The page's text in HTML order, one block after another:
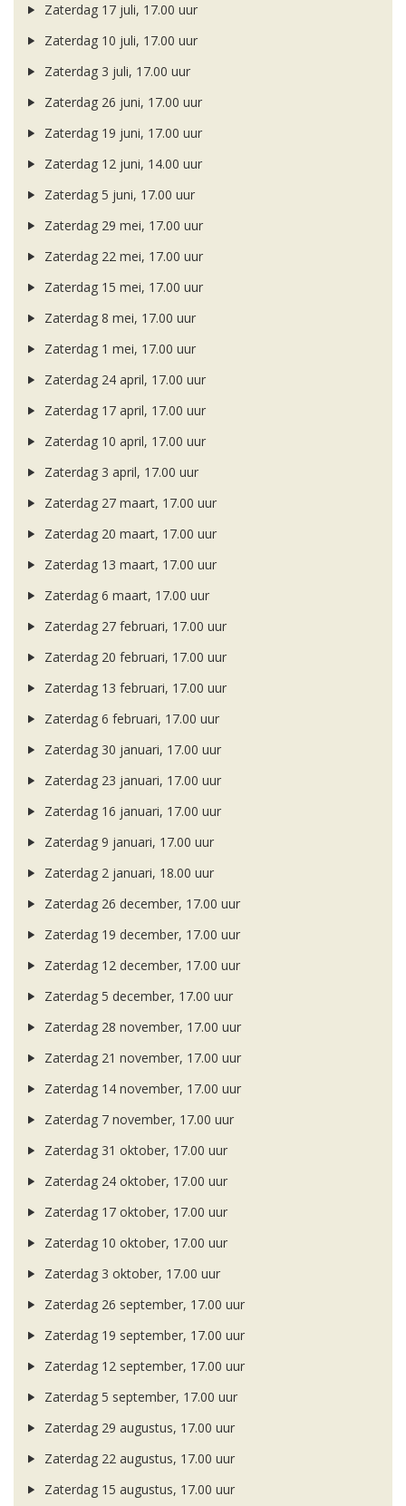
Zaterdag 17 juli, 17.00 uur
Zaterdag 10 juli, 17.00 uur
Zaterdag 3 juli, 17.00 uur
Zaterdag 26 juni, 17.00 uur
Zaterdag 19 juni, 17.00 uur
Zaterdag 12 juni, 14.00 uur
Zaterdag 5 juni, 17.00 uur
Zaterdag 29 mei, 17.00 uur
Zaterdag 22 mei, 17.00 uur
Zaterdag 15 mei, 17.00 uur
Zaterdag 8 mei, 17.00 uur
Zaterdag 1 mei, 17.00 uur
Zaterdag 24 april, 17.00 uur
Zaterdag 17 april, 17.00 uur
Zaterdag 10 april, 17.00 uur
Zaterdag 3 april, 17.00 uur
Zaterdag 27 maart, 17.00 uur
Zaterdag 20 maart, 17.00 uur
Zaterdag 13 maart, 17.00 uur
Zaterdag 6 maart, 17.00 uur
Zaterdag 27 februari, 17.00 uur
Zaterdag 20 februari, 17.00 uur
Zaterdag 13 februari, 17.00 uur
Zaterdag 6 februari, 17.00 uur
Zaterdag 30 januari, 17.00 uur
Zaterdag 23 januari, 17.00 uur
Zaterdag 16 januari, 17.00 uur
Zaterdag 9 januari, 17.00 uur
Zaterdag 2 januari, 18.00 uur
Zaterdag 26 december, 17.00 uur
Zaterdag 19 december, 17.00 uur
Zaterdag 12 december, 17.00 uur
Zaterdag 5 december, 17.00 uur
Zaterdag 28 november, 17.00 uur
Zaterdag 21 november, 17.00 uur
Zaterdag 14 november, 17.00 uur
Zaterdag 7 november, 17.00 uur
Zaterdag 31 oktober, 17.00 uur
Zaterdag 24 oktober, 17.00 uur
Zaterdag 17 oktober, 17.00 uur
Zaterdag 10 oktober, 17.00 uur
Zaterdag 3 oktober, 17.00 uur
Zaterdag 26 september, 17.00 uur
Zaterdag 19 september, 17.00 uur
Zaterdag 12 september, 17.00 uur
Zaterdag 5 september, 17.00 uur
Zaterdag 29 augustus, 17.00 uur
Zaterdag 22 augustus, 17.00 uur
Zaterdag 15 augustus, 17.00 uur